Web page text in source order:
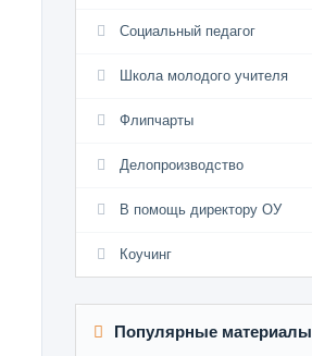
Социальный педагог
Школа молодого учителя
Флипчарты
Делопроизводство
В помощь директору ОУ
Коучинг
Популярные материалы